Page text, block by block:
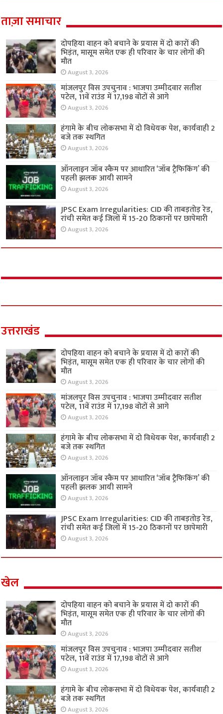
ताज़ा समाचार
दोपहिया वाहन को बचाने के प्रयास में दो कारों की
भिड़ंत, मासूम समेत एक ही परिवार के चार लोगों की
मौत
August 3, 2026
मांजलपुर विस उपचुनाव : भाजपा उम्मीदवार सतीश
पटेल, 11वें राउंड में 17,198 वोटों से आगे
August 3, 2026
हंगामे के बीच लोकसभा में दो विधेयक पेश, कार्यवाही 2
बजे तक स्थगित
August 3, 2026
ऑनलाइन जॉब स्कैम पर आधारित ‘जॉब ट्रैफिकिंग’ की
पहली झलक आयी सामने
August 3, 2026
JPSC Exam Irregularities: CID की ताबड़तोड़ रेड,
रांची समेत कई जिलों में 15-20 ठिकानों पर छापेमारी
August 3, 2026
उत्तराखंड
दोपहिया वाहन को बचाने के प्रयास में दो कारों की
भिड़ंत, मासूम समेत एक ही परिवार के चार लोगों की
मौत
August 3, 2026
मांजलपुर विस उपचुनाव : भाजपा उम्मीदवार सतीश
पटेल, 11वें राउंड में 17,198 वोटों से आगे
August 3, 2026
हंगामे के बीच लोकसभा में दो विधेयक पेश, कार्यवाही 2
बजे तक स्थगित
August 3, 2026
ऑनलाइन जॉब स्कैम पर आधारित ‘जॉब ट्रैफिकिंग’ की
पहली झलक आयी सामने
August 3, 2026
JPSC Exam Irregularities: CID की ताबड़तोड़ रेड,
रांची समेत कई जिलों में 15-20 ठिकानों पर छापेमारी
August 3, 2026
खेल
दोपहिया वाहन को बचाने के प्रयास में दो कारों की
भिड़ंत, मासूम समेत एक ही परिवार के चार लोगों की
मौत
August 3, 2026
मांजलपुर विस उपचुनाव : भाजपा उम्मीदवार सतीश
पटेल, 11वें राउंड में 17,198 वोटों से आगे
August 3, 2026
हंगामे के बीच लोकसभा में दो विधेयक पेश, कार्यवाही 2
बजे तक स्थगित
August 3, 2026